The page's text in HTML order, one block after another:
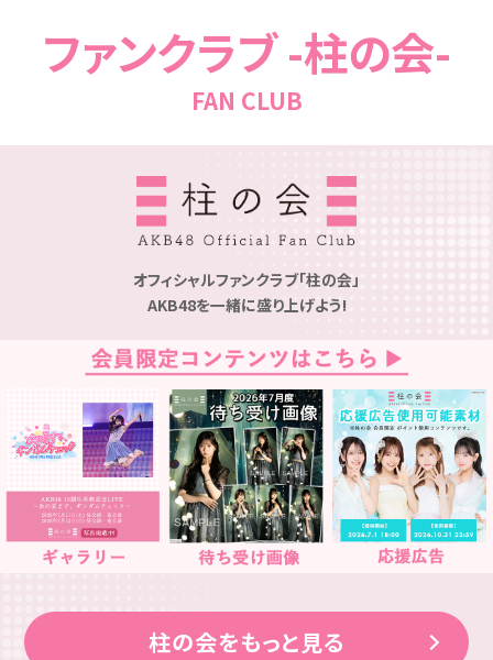
ファンクラブ -柱の会-
FAN CLUB
オフィシャルファンクラブ「柱の会」
AKB48を一緒に盛り上げよう!
柱の会をもっと見る